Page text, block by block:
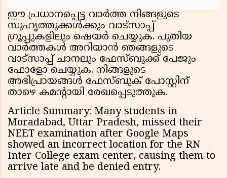
ഈ പ്രധാനപ്പെട്ട വാർത്ത നിങ്ങളുടെ
സുഹൃത്തുക്കൾക്കും വാട്സാപ്പ്
ഗ്രൂപ്പുകളിലും ഷെയർ ചെയ്യുക. പുതിയ
വാർത്തകൾ അറിയാൻ ഞങ്ങളുടെ
വാട്സാപ്പ് ചാനലും ഫേസ്ബുക്ക് പേജും
ഫോളോ ചെയ്യുക. നിങ്ങളുടെ
അഭിപ്രായങ്ങൾ ഫേസ്ബുക് പോസ്റ്റിന്
താഴെ കമൻ്റായി രേഖപ്പെടുത്തുക.
Article Summary: Many students in
Moradabad, Uttar Pradesh, missed their
NEET examination after Google Maps
showed an incorrect location for the RN
Inter College exam center, causing them to
arrive late and be denied entry.